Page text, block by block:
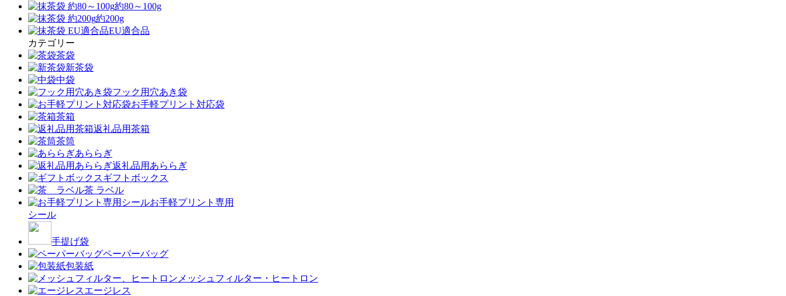
約80～100g
約200g
EU適合品
カテゴリー
茶袋
新茶袋
中袋
フック用穴あき袋
お手軽プリント対応袋
茶箱
返礼品用茶箱
茶筒
あららぎ
返礼品用あららぎ
ギフトボックス
茶 ラベル
お手軽プリント専用
シール
手提げ袋
ペーパーバッグ
包装紙
メッシュフィルター・ヒートロン
エージレス